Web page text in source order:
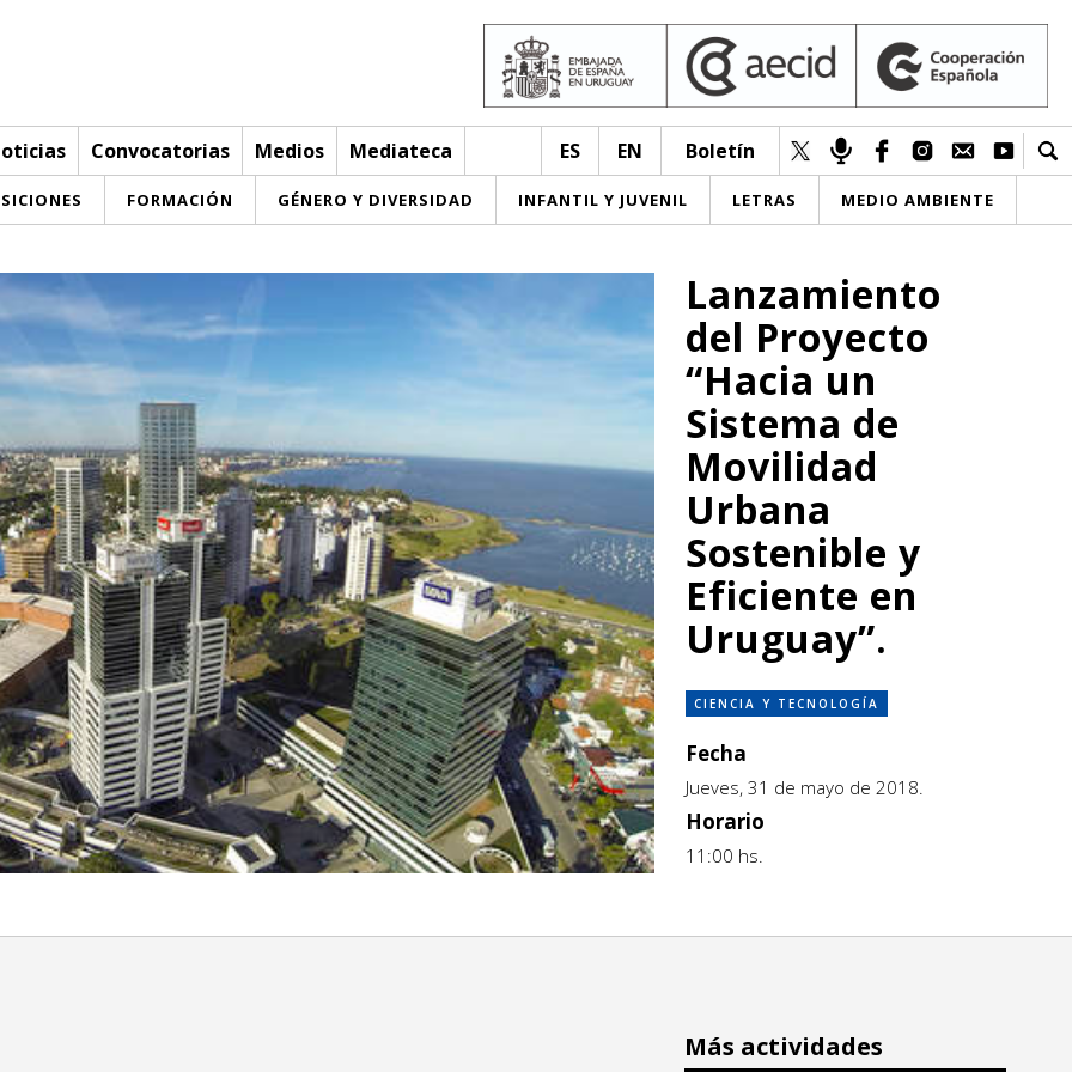
Convocatorias Medios Mediateca ES EN Boletín
FORMACIÓN GÉNERO Y DIVERSIDAD INFANTIL Y JUVENIL LETRAS MEDIO AMBIENTE
Lanzamiento
del Proyecto
“Hacia un
Sistema de
Movilidad
Urbana
Sostenible y
Eficiente en
Uruguay”.
CIENCIA Y TECNOLOGÍA
Fecha
Jueves, 31 de mayo de 2018.
Horario
11:00 hs.
Más actividades